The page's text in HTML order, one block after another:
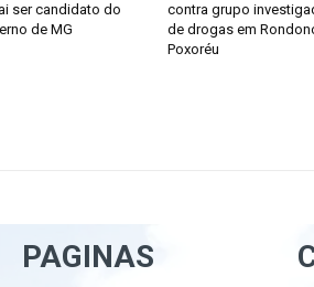
ser candidato do
de MG
contra grupo
de drogas em
Poxoréu
PAGINAS